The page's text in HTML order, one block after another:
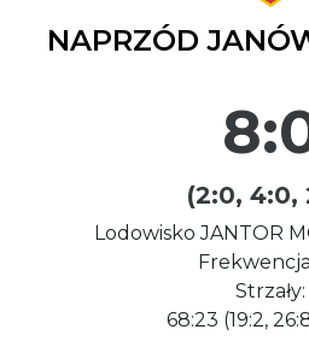
NAPRZÓD
(2:0, 4:0,
Lodowisko JANTOR
Strzały:
68:23 (19:2,